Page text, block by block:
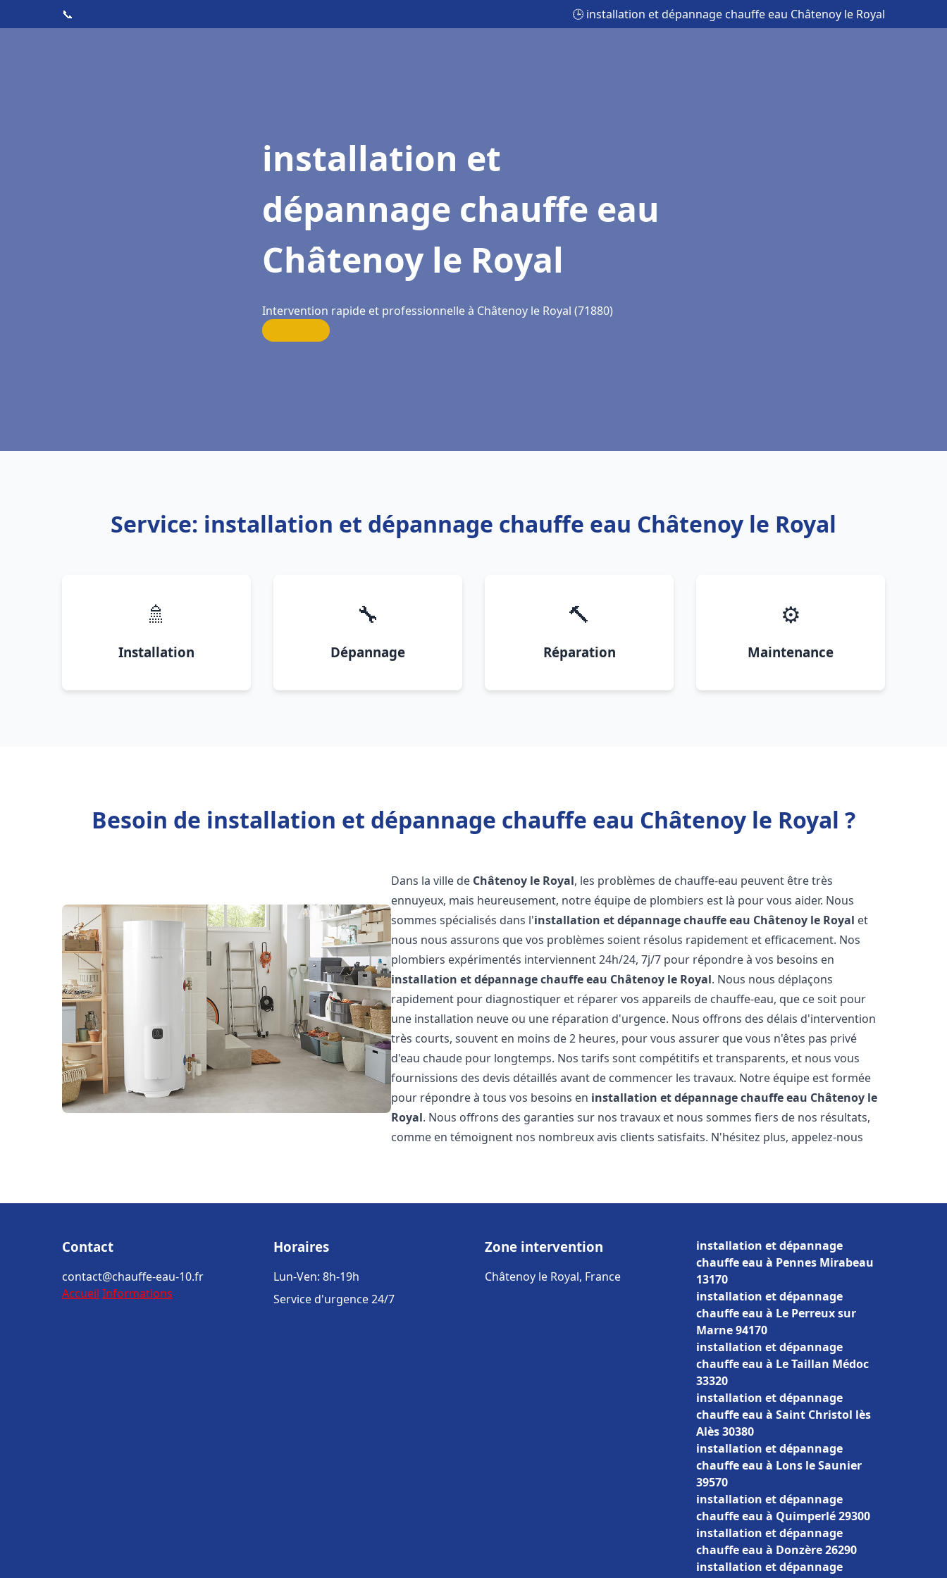
📞 🕒 installation et dépannage chauffe eau Châtenoy le Royal
installation et
dépannage chauffe eau
Châtenoy le Royal
Intervention rapide et professionnelle à Châtenoy le Royal (71880)
Service: installation et dépannage chauffe eau Châtenoy le Royal
🚿
Installation
🔧
Dépannage
🔨
Réparation
⚙️
Maintenance
Besoin de installation et dépannage chauffe eau Châtenoy le Royal ?
Dans la ville de Châtenoy le Royal, les problèmes de chauffe-eau peuvent être très
ennuyeux, mais heureusement, notre équipe de plombiers est là pour vous aider. Nous
sommes spécialisés dans l'installation et dépannage chauffe eau Châtenoy le Royal et
nous nous assurons que vos problèmes soient résolus rapidement et efficacement. Nos
plombiers expérimentés interviennent 24h/24, 7j/7 pour répondre à vos besoins en
installation et dépannage chauffe eau Châtenoy le Royal. Nous nous déplaçons
rapidement pour diagnostiquer et réparer vos appareils de chauffe-eau, que ce soit pour
une installation neuve ou une réparation d'urgence. Nous offrons des délais d'intervention
très courts, souvent en moins de 2 heures, pour vous assurer que vous n'êtes pas privé
d'eau chaude pour longtemps. Nos tarifs sont compétitifs et transparents, et nous vous
fournissions des devis détaillés avant de commencer les travaux. Notre équipe est formée
pour répondre à tous vos besoins en installation et dépannage chauffe eau Châtenoy le
Royal. Nous offrons des garanties sur nos travaux et nous sommes fiers de nos résultats,
comme en témoignent nos nombreux avis clients satisfaits. N'hésitez plus, appelez-nous
Contact
contact@chauffe-eau-10.fr
Accueil Informations
Horaires
Lun-Ven: 8h-19h
Service d'urgence 24/7
Zone intervention
Châtenoy le Royal, France
installation et dépannage
chauffe eau à Pennes Mirabeau
13170
installation et dépannage
chauffe eau à Le Perreux sur
Marne 94170
installation et dépannage
chauffe eau à Le Taillan Médoc
33320
installation et dépannage
chauffe eau à Saint Christol lès
Alès 30380
installation et dépannage
chauffe eau à Lons le Saunier
39570
installation et dépannage
chauffe eau à Quimperlé 29300
installation et dépannage
chauffe eau à Donzère 26290
installation et dépannage